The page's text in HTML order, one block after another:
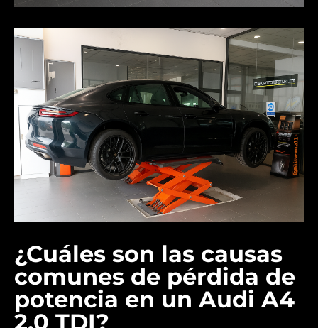
¿Cuáles son las causas
comunes de pérdida de
potencia en un Audi A4
2.0 TDI?